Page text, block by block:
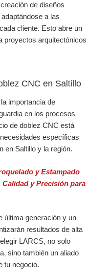
de diseños
a las
cliente. Esto abre un
proyectos arquitectónicos
CNC en Saltillo
importancia de
en los procesos
de doblez CNC está
específicas
en Saltillo y la región.
y Estampado
y Precisión para
última generación y un
resultados de alta
LARCS, no solo
sino también un aliado
tu negocio.